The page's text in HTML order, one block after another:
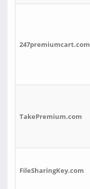
247premiumcart.com
TakePremium.com
FileSharingKey.com